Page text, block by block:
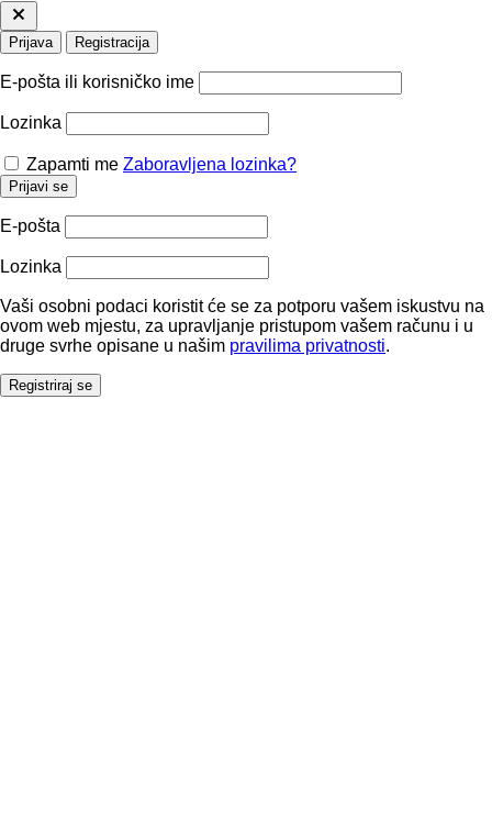
Prijava Registracija
E-pošta ili korisničko ime
Lozinka
Zapamti me Zaboravljena lozinka?
Prijavi se
E-pošta
Lozinka
Vaši osobni podaci koristit će se za potporu vašem iskustvu na
ovom web mjestu, za upravljanje pristupom vašem računu i u
druge svrhe opisane u našim pravilima privatnosti.
Registriraj se